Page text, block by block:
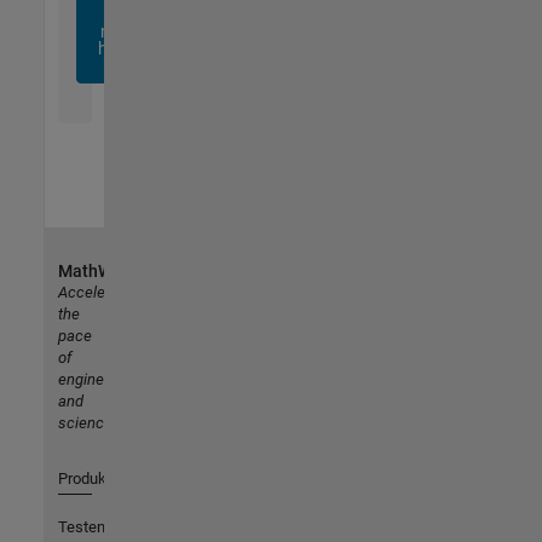
noch
heute
MathWorks
Accelerating
the
pace
of
engineering
and
science
Produkte
Testen oder Kaufen